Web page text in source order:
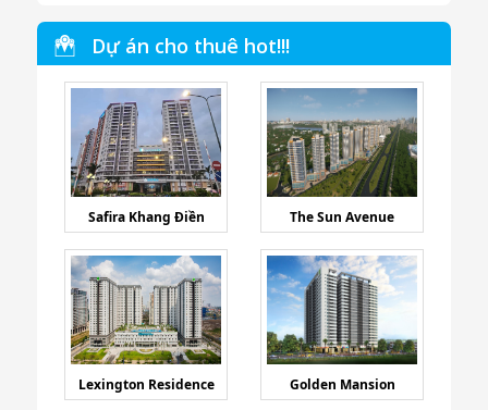
Dự án cho thuê hot!!!
Safira Khang Điền The Sun Avenue
Lexington Residence Golden Mansion